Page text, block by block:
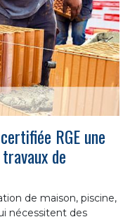
RGE une
de
de maison, piscine,
nécessitent des